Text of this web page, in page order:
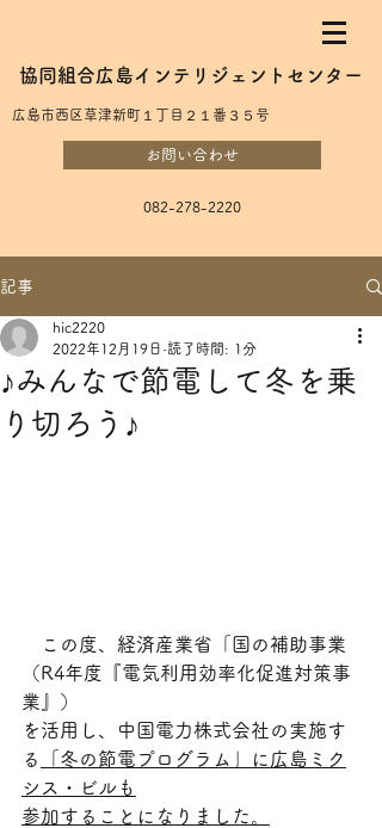
協同組合広島インテリジェントセンター
​広島市西区草津新町１丁目２１番３５号
お問い合わせ
082-278-2220
記事
♪みんなで節電して冬を乗
り切ろう♪
hic2220
2022年12月19日 読了時間: 1分
この度、経済産業省「国の補助事業
（R4年度『電気利用効率化促進対策事
業』）
を活用し、中国電力株式会社の実施す
る
「冬の節電プログラム」に広島ミク
シス・ビルも
参加することになりました。